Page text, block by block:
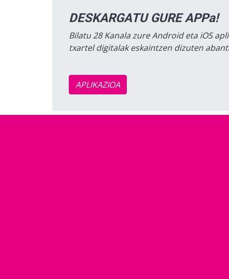
DESKARGATU GURE APPa!
Bilatu 28 Kanala zure Android eta iOS
txartel digitalak eskaintzen dizuten
APLIKAZIOA